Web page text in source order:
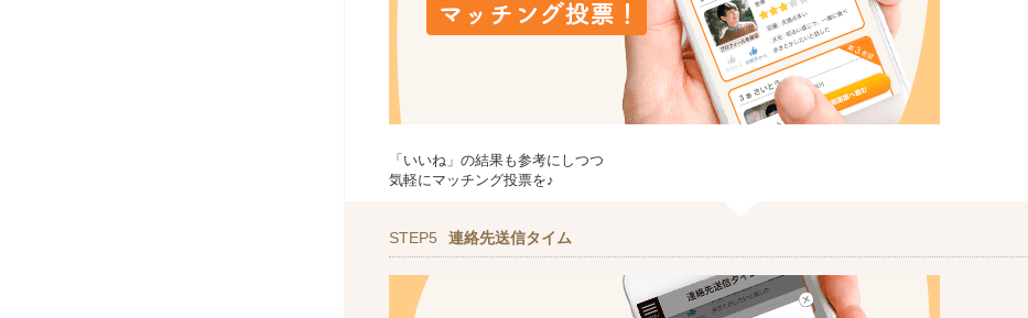
「いいね」の結果も参考にしつつ
気軽にマッチング投票を♪
STEP5 連絡先送信タイム